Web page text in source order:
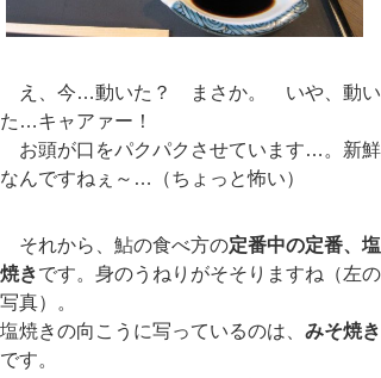
え、今…動いた？ まさか。 いや、動い
た…キャアァー！
お頭が口をパクパクさせています…。新鮮
なんですねぇ～…（ちょっと怖い）
それから、鮎の食べ方の定番中の定番、塩
焼きです。身のうねりがそそりますね（左の
写真）。
塩焼きの向こうに写っているのは、 みそ焼き
です。